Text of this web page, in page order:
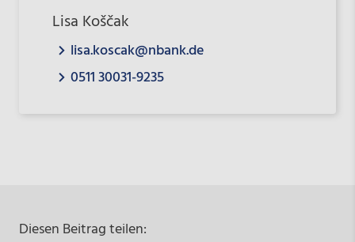
Lisa Koščak
lisa.koscak@nbank.de
0511 30031-9235
Diesen Beitrag teilen: